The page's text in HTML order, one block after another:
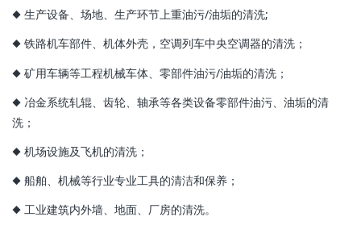
◆ 生产设备、场地、生产环节上重油污/油垢的清洗;
◆ 铁路机车部件、机体外壳，空调列车中央空调器的清洗；
◆ 矿用车辆等工程机械车体、零部件油污/油垢的清洗；
◆ 冶金系统轧辊、齿轮、轴承等各类设备零部件油污、油垢的清
洗；
◆ 机场设施及飞机的清洗；
◆ 船舶、机械等行业专业工具的清洁和保养；
◆ 工业建筑内外墙、地面、厂房的清洗。